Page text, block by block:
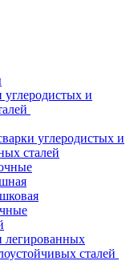
и
углеродистых и
сталей
легированных
сталей